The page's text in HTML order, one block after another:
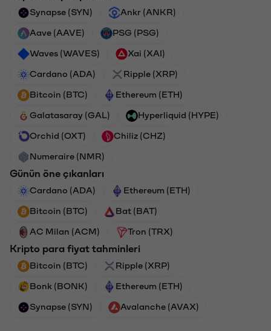
Synapse (SYN) Ankr (ANKR)
Aave (AAVE) PSG (PSG)
Waves (WAVES) Xai (XAI)
Cardano (ADA) Ripple (XRP)
Bitcoin (BTC) Ethereum (ETH)
Galatasaray (GAL) Hyperliquid (HYPE)
Orchid (OXT) Chiliz (CHZ)
Numeraire (NMR)
Günün öne çıkanları
Cardano (ADA) Ethereum (ETH)
Bitcoin (BTC) Bat (BAT)
AC Milan (ACM) Tron (TRX)
Kripto para fiyat tahminleri
Bitcoin (BTC) Ripple (XRP)
Bonk (BONK) Ethereum (ETH)
Synapse (SYN) Avalanche (AVAX)